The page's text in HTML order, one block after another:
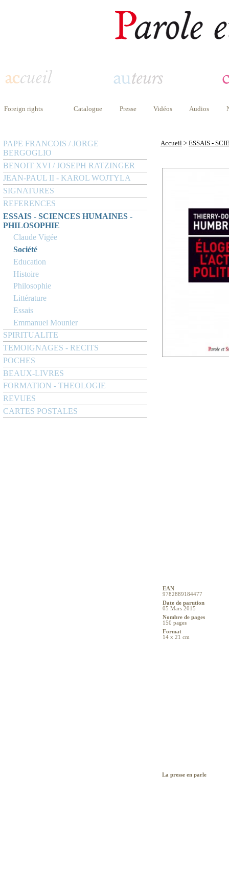
Foreign rights Catalogue Presse Vidéos Audios
PAPE FRANCOIS / JORGE
BERGOGLIO
BENOIT XVI / JOSEPH RATZINGER
JEAN-PAUL II - KAROL WOJTYLA
SIGNATURES
REFERENCES
ESSAIS - SCIENCES HUMAINES -
PHILOSOPHIE
Claude Vigée
Société
Education
Histoire
Philosophie
Littérature
Essais
Emmanuel Mounier
SPIRITUALITE
TEMOIGNAGES - RECITS
POCHES
BEAUX-LIVRES
FORMATION - THEOLOGIE
REVUES
CARTES POSTALES
Accueil > ESSAIS -
EAN
9782889184477
Date de parution
05 Mars 2015
Nombre de pages
150 pages
Format
14 x 21 cm
La presse en parle